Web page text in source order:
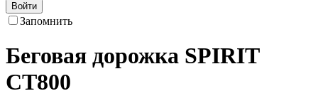
Войти
Запомнить
Беговая дорожка SPIRIT
CT800